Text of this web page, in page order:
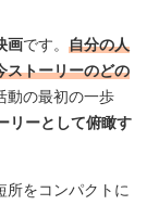
画です。 自分の人
ストーリーのどの
動の最初の一歩
リーとして俯瞰す
所をコンパクトに